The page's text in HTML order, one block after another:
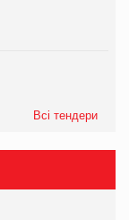
Всі тендери